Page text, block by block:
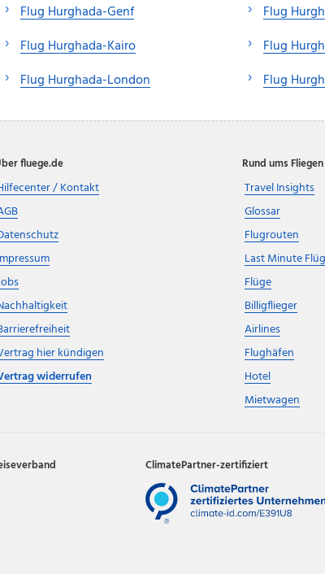
Flug Hurghada-Genf
Flug Hurghada-Kairo
Flug Hurghada-London
Flug
Flug
Flug